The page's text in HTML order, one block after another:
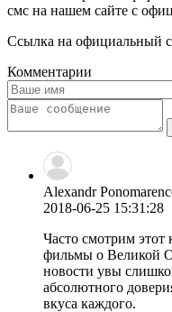
смс на нашем сайте с
Ссылка на официальный
Комментарии
Alexandr
2018-06-25 15:31:28
Часто смотрим этот
фильмы о Великой
новости увы
абсолютного
вкуса каждого.